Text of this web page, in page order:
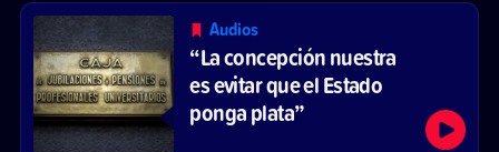
Audios
“La concepción nuestra
es evitar que el Estado
ponga plata”